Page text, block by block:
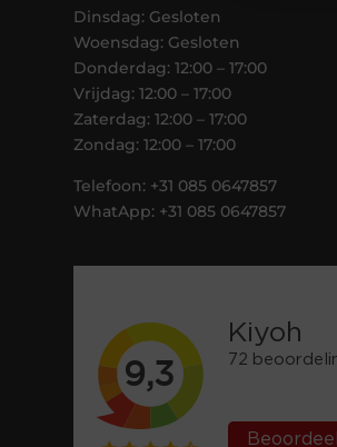
Dinsdag: Gesloten
Woensdag: Gesloten
Donderdag: 12:00 – 17:00
Vrijdag: 12:00 – 17:00
Zaterdag: 12:00 – 17:00
Zondag: 12:00 – 17:00
Telefoon: +31 085 0647857
WhatApp: +31 085 0647857